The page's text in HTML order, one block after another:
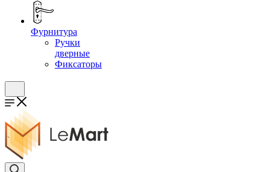
Фурнитура
Ручки
дверные
Фиксаторы